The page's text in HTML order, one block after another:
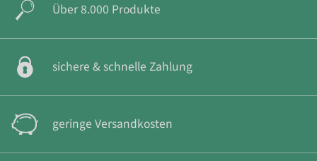
Über 8.000 Produkte
sichere & schnelle Zahlung
geringe Versandkosten